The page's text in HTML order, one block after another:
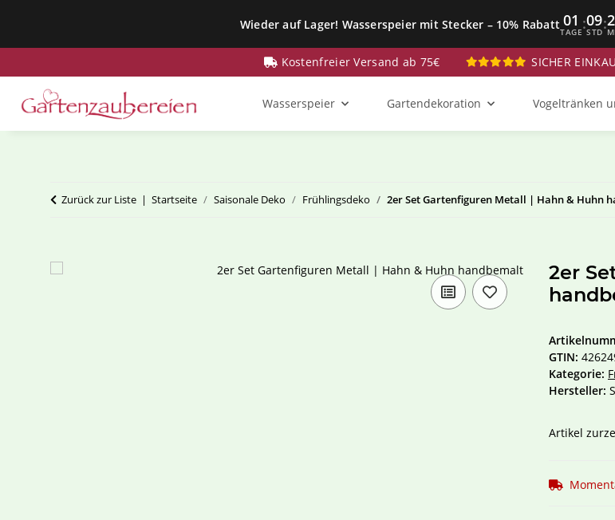
Wieder auf Lager! Wasserspeier mit Stecker – 10% Rabatt 01
TAGE:09
STD:
Kostenfreier Versand ab 75€ SICHER
Wasserspeier Gartendekoration Vogeltränken
Zurück zur Liste Startseite Saisonale Deko Frühlingsdeko 2er Set Gartenfiguren Metall | Hahn & Huhn
2er
GTIN:
Kategorie:
Hersteller:
Artikel